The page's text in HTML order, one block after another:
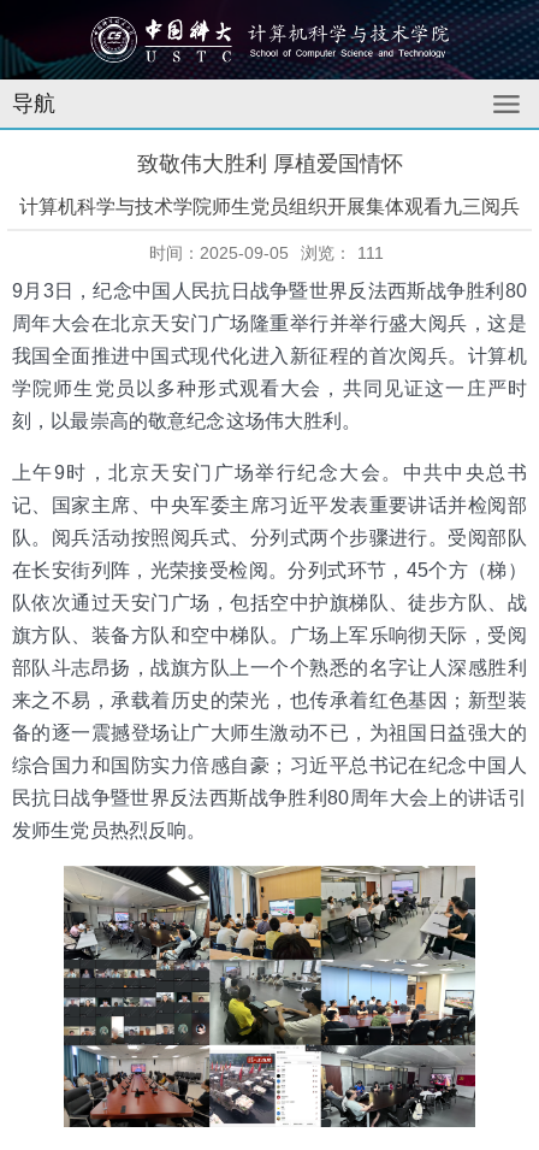
导航
致敬伟大胜利 厚植爱国情怀
计算机科学与技术学院师生党员组织开展集体观看九三阅兵
时间：2025-09-05 浏览： 111
9月3日，纪念中国人民抗日战争暨世界反法西斯战争胜利80
周年大会在北京天安门广场隆重举行并举行盛大阅兵，这是
我国全面推进中国式现代化进入新征程的首次阅兵。计算机
学院师生党员以多种形式观看大会，共同见证这一庄严时
刻，以最崇高的敬意纪念这场伟大胜利。
上午9时，北京天安门广场举行纪念大会。中共中央总书
记、国家主席、中央军委主席习近平发表重要讲话并检阅部
队。阅兵活动按照阅兵式、分列式两个步骤进行。受阅部队
在长安街列阵，光荣接受检阅。分列式环节，45个方（梯）
队依次通过天安门广场，包括空中护旗梯队、徒步方队、战
旗方队、装备方队和空中梯队。广场上军乐响彻天际，受阅
部队斗志昂扬，战旗方队上一个个熟悉的名字让人深感胜利
来之不易，承载着历史的荣光，也传承着红色基因；新型装
备的逐一震撼登场让广大师生激动不已，为祖国日益强大的
综合国力和国防实力倍感自豪； 习近平总书记在纪念中国人
民抗日战争暨世界反法西斯战争胜利80周年大会上的讲话引
发师生党员热烈反响。